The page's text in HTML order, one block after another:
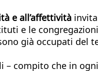
e all’affettività
e le
già occupati del
compito che in